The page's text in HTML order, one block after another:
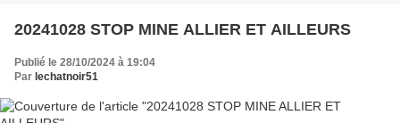
20241028 STOP MINE ALLIER ET AILLEURS
Publié le 28/10/2024 à 19:04
Par lechatnoir51